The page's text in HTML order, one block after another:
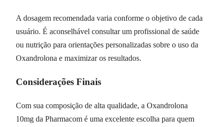
A dosagem recomendada varia conforme o objetivo de cada
usuário. É aconselhável consultar um profissional de saúde
ou nutrição para orientações personalizadas sobre o uso da
Oxandrolona e maximizar os resultados.
Considerações Finais
Com sua composição de alta qualidade, a Oxandrolona
10mg da Pharmacom é uma excelente escolha para quem